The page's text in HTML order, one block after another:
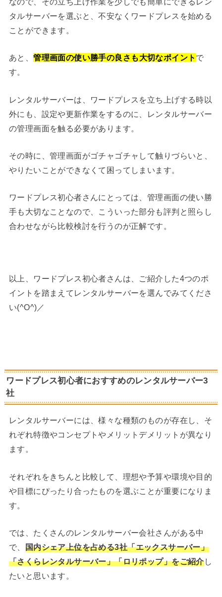
タルサーバーを選ぶと、不安なくワードプレスを始める
ことができます。
あと、管理画面の使い勝手の良さも大切なポイント で
す。
レンタルサーバーは、ワードプレスを立ち上げする時以
外にも、設定や更新作業をするのに、レンタルサーバー
の管理画面を触る必要があります。
その時に、管理画面がゴチャゴチャして触りづらいと、
やりたいことができなくて困ってしまいます。
ワードプレス初心者さんにとっては、管理画面の使い勝
手も大切なことなので、こういった部分も評判と照らし
合わせながら比較検討を行うのが正解です。
以上、ワードプレス初心者さんは、ご紹介した4つのポ
イントを踏まえてレンタルサーバーを選んでみてくださ
い(^O^)／
ワードプレス初心者におすすめのレンタルサーバー3
社
レンタルサーバーには、様々な種類のものが存在し、そ
れぞれ特徴やコンセプトやメリットデメリットが異なり
ます。
それぞれをきちんと比較して、理想や予算や環境や目的
や目標にぴったり合ったものを選ぶことが重要になりま
す。
では、たくさんのレンタルサーバー会社さんがある中
で、 国内シェア上位を占める3社「エックスサーバー」
「さくらレンタルサーバー」「ロリポップ」をご紹介し
たいと思います。